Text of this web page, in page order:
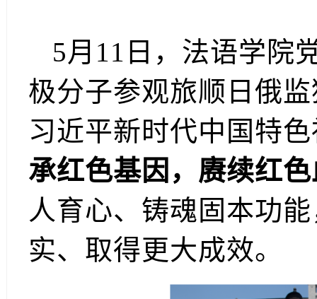
5月11日，法语学院
极分子参观旅顺日俄
习近平新时代中国特
承红色基因，赓续红
人育心、铸魂固本功
实、取得更大成效。